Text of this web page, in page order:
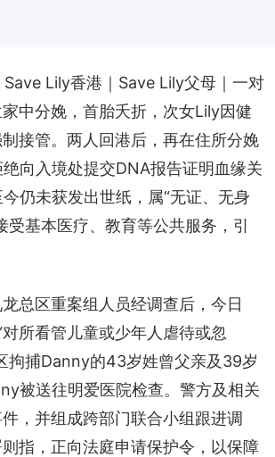
Lily香港｜Save Lily父母｜一对
中分娩，首胎夭折，次女Lily因健
接管。两人回港后，再在住所分娩
向入境处提交DNA报告证明血缘关
仍未获发出世纸，属“无证、无身
受基本医疗、教育等公共服务，引
总区重案组人员经调查后，今日
对所看管儿童或少年人虐待或忽
拘捕Danny的43岁姓曾父亲及39岁
被送往明爱医院检查。警方及相关
，并组成跨部门联合小组跟进调
指，正向法庭申请保护令，以保障